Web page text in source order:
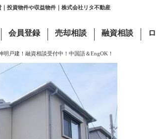
投資物件や収益物件｜株式会社リタ不動産
会員登録 売却相談 融資相談
明戸建！融資相談受付中！中国語＆EngOK！